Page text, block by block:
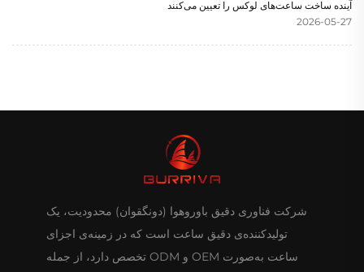
آینده ساخت ساعت‌های لوکس را تعیین می‌کنند
2026-05-27
شرکت فناوری دقیق باوروهوا (دونگقوان) محدودیت، یک
تولیدکننده‌ی دقیق ساعت است که در زمینه‌ی اجزای
ساعت به‌صورت OEM و ODM تخصص دارد، از جمله